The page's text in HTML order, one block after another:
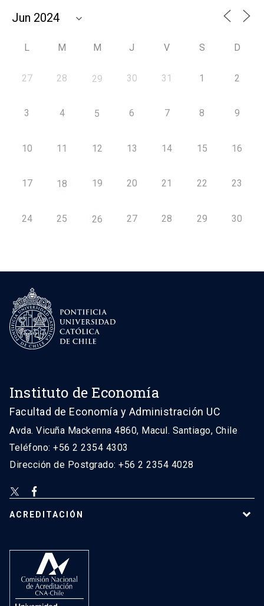
L M M J V S D
27 28 29 30 31 1 2
3 4 5 6 7 8 9
10 11 12 13 14 15 16
17 18 19 20 21 22 23
24 25 26 27 28 29 30
Instituto de Economía
Facultad de Economía y Administración UC
Avda. Vicuña Mackenna 4860, Macul. Santiago, Chile
Teléfono: +56 2 2354 4303
Dirección de Postgrado: +56 2 2354 4028
ACREDITACIÓN